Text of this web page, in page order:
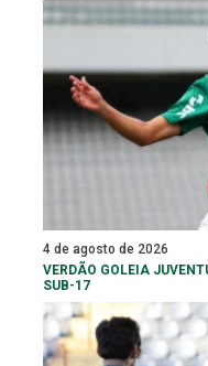
4 de agosto de 2026
VERDÃO GOLEIA
SUB-17